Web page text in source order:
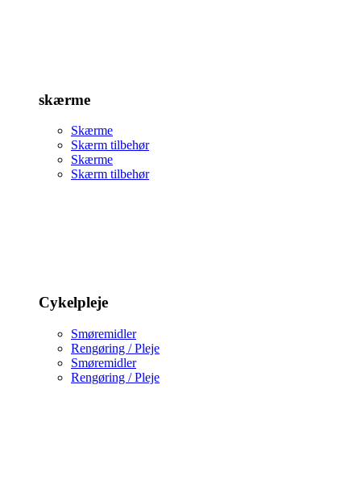
skærme
Skærme
Skærm tilbehør
Skærme
Skærm tilbehør
Cykelpleje
Smøremidler
Rengøring / Pleje
Smøremidler
Rengøring / Pleje